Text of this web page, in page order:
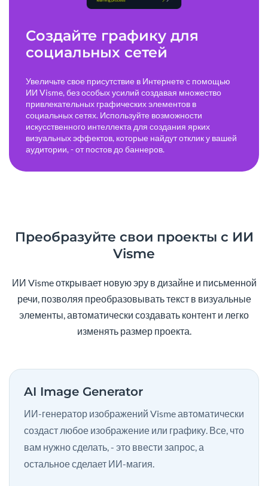
Создайте графику для
социальных сетей
Увеличьте свое присутствие в Интернете с помощью
ИИ Visme, без особых усилий создавая множество
привлекательных графических элементов в
социальных сетях. Используйте возможности
искусственного интеллекта для создания ярких
визуальных эффектов, которые найдут отклик у вашей
аудитории, - от постов до баннеров.
Преобразуйте свои проекты с ИИ
Visme
ИИ Visme открывает новую эру в дизайне и письменной
речи, позволяя преобразовывать текст в визуальные
элементы, автоматически создавать контент и легко
изменять размер проекта.
AI Image Generator
ИИ-генератор изображений Visme автоматически
создаст любое изображение или графику. Все, что
вам нужно сделать, - это ввести запрос, а
остальное сделает ИИ-магия.